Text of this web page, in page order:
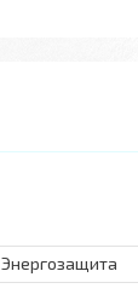
Энергозащита